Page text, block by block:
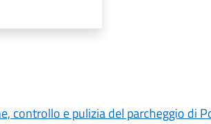
controllo e pulizia del parcheggio di